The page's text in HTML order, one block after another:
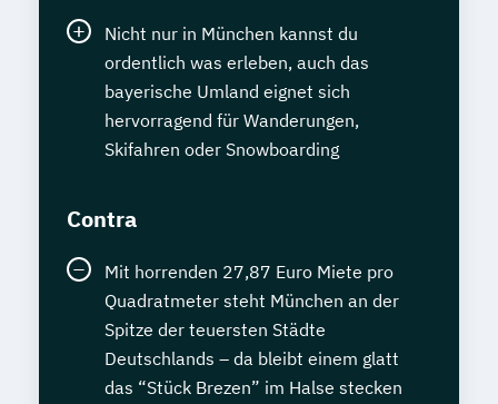
Nicht nur in München kannst du
ordentlich was erleben, auch das
bayerische Umland eignet sich
hervorragend für Wanderungen,
Skifahren oder Snowboarding
Contra
Mit horrenden 27,87 Euro Miete pro
Quadratmeter steht München an der
Spitze der teuersten Städte
Deutschlands – da bleibt einem glatt
das “Stück Brezen” im Halse stecken